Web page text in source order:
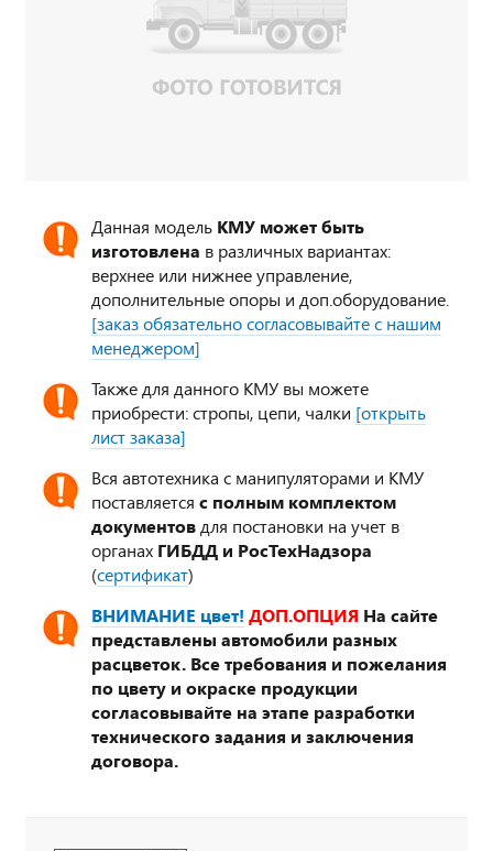
Данная модель КМУ может быть
изготовлена в различных вариантах:
верхнее или нижнее управление,
дополнительные опоры и доп.оборудование.
[заказ обязательно согласовывайте с нашим
менеджером]
Также для данного КМУ вы можете
приобрести: стропы, цепи, чалки [открыть
лист заказа]
Вся автотехника с манипуляторами и КМУ
поставляется с полным комплектом
документов для постановки на учет в
органах ГИБДД и РосТехНадзора
(сертификат)
ВНИМАНИЕ цвет! ДОП.ОПЦИЯ На сайте
представлены автомобили разных
расцветок. Все требования и пожелания
по цвету и окраске продукции
согласовывайте на этапе разработки
технического задания и заключения
договора.